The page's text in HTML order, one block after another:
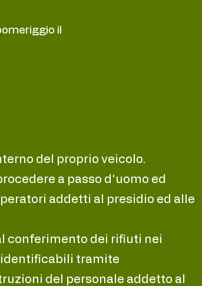
il
del proprio veicolo.
a passo d'uomo ed
addetti al presidio ed alle
conferimento dei rifiuti nei
tramite
del personale addetto al